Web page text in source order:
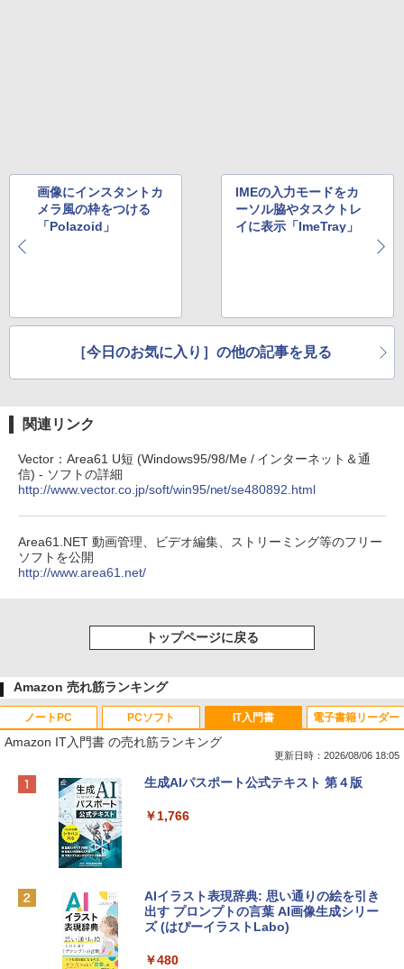
画像にインスタントカ
メラ風の枠をつける
「Polazoid」
IMEの入力モードをカ
ーソル脇やタスクトレ
イに表示「ImeTray」
［今日のお気に入り］の他の記事を見る
関連リンク
Vector：Area61 U短 (Windows95/98/Me / インターネット＆通
信) - ソフトの詳細
http://www.vector.co.jp/soft/win95/net/se480892.html
Area61.NET 動画管理、ビデオ編集、ストリーミング等のフリー
ソフトを公開
http://www.area61.net/
トップページに戻る
Amazon 売れ筋ランキング
ノートPC
Apple 2026 MacBook Neo A18 Proチッ
e Intelligenceのために設計、Liquid Ret
￥137,800
tomtoc 360°保護 15.6 16インチ パソコ
PCソフト
Robloxギフトカード - 800 Robux 【限
インゲームコード】 ロブロックス | オン
Microsoft Office Home & Business 202
4(最新 永続版)|オンラインコード版|Wind
IT入門書
Amazon IT入門書 の売れ筋ランキング
更新日時：2026/08/06 18:05
生成AIパスポート公式テキスト 第４版
￥1,766
AIイラスト表現辞典: 思い通りの絵を引き
出す プロンプトの言葉 AI画像生成シリー
ズ (はぴーイラストLabo)
￥480
電子書籍リーダー